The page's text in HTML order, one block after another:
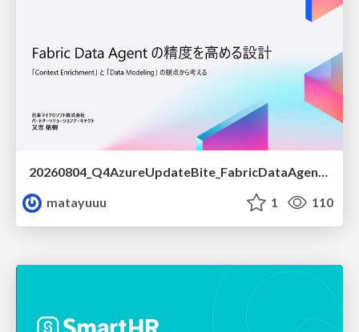
matayuuu
1 110